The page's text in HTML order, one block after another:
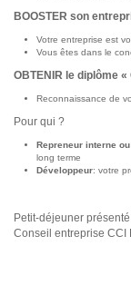
BOOSTER son
Votre entreprise est
Vous êtes dans le
OBTENIR le diplôme
Reconnaissance de
Pour qui ?
Repreneur interne
long terme
Développeur: votre
Petit-déjeuner
Conseil entreprise CCI